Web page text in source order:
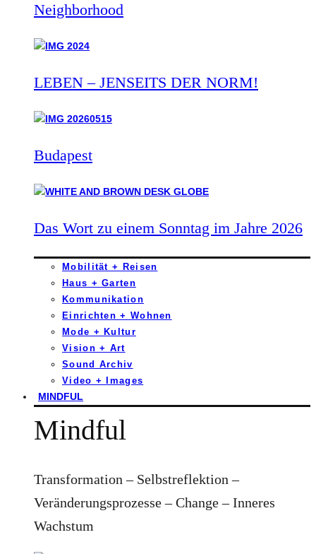
Neighborhood
LEBEN – JENSEITS DER NORM!
Budapest
Das Wort zu einem Sonntag im Jahre 2026
Mobilität + Reisen
Haus + Garten
Kommunikation
Einrichten + Wohnen
Mode + Kultur
Vision + Art
Sound Archiv
Video + Images
MINDFUL
Mindful
Transformation – Selbstreflektion –
Veränderungsprozesse – Change – Inneres
Wachstum